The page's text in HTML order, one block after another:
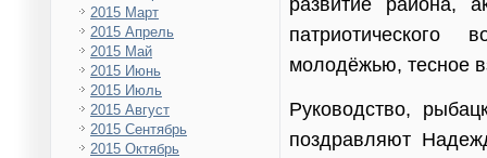
2015 Март
2015 Апрель
2015 Май
2015 Июнь
2015 Июль
2015 Август
2015 Сентябрь
2015 Октябрь
патриотического
молодёжью, тесное
Руководство,
поздравляют